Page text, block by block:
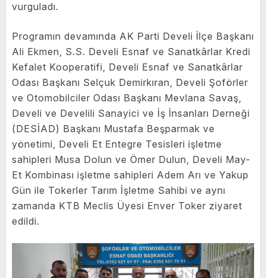
vurguladı.
Programın devamında AK Parti Develi İlçe Başkanı
Ali Ekmen, S.S. Develi Esnaf ve Sanatkârlar Kredi
Kefalet Kooperatifi, Develi Esnaf ve Sanatkârlar
Odası Başkanı Selçuk Demirkıran, Develi Şoförler
ve Otomobilciler Odası Başkanı Mevlana Savaş,
Develi ve Develili Sanayici ve İş İnsanları Derneği
(DESİAD) Başkanı Mustafa Beşparmak ve
yönetimi, Develi Et Entegre Tesisleri işletme
sahipleri Musa Dolun ve Ömer Dulun, Develi May-
Et Kombinası işletme sahipleri Adem Arı ve Yakup
Gün ile Tokerler Tarım İşletme Sahibi ve aynı
zamanda KTB Meclis Üyesi Enver Toker ziyaret
edildi.